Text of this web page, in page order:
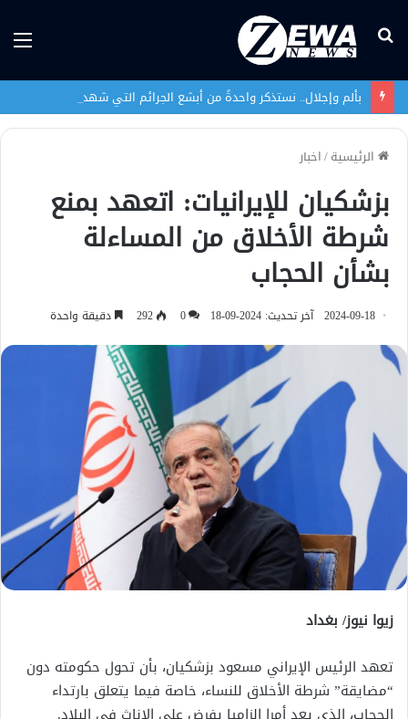
بحث
الرئيسية/اخبار
بزشكيان للإيرانيات: اتعهد بمنع
شرطة الأخلاق من المساءلة
بشأن الحجاب
2024-09-18 آخر تحديث: 2024-09-18 0
292 دقيقة واحدة
زيوا نيوز/ بغداد
تعهد الرئيس الإيراني مسعود بزشكيان، بأن تحول حكومته دون
“مضايقة” شرطة الأخلاق للنساء، خاصة فيما يتعلق بارتداء